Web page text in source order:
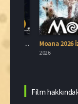
Moana 2026 İzle
Film